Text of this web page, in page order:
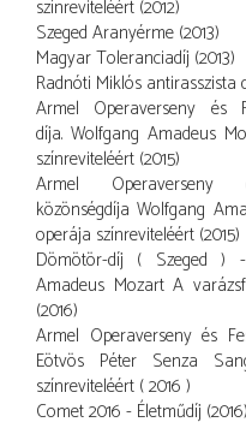
színreviteléért (2012)
Szeged Aranyérme (2013)
Magyar Toleranciadíj (2013)
Radnóti Miklós antirasszista
Armel Operaverseny és
díja. Wolfgang Amadeus
színreviteléért (2015)
Armel
közönségdíja Wolfgang
operája színreviteléért (2015)
Dömötör-díj ( Szeged )
Amadeus Mozart A
(2016)
Armel Operaverseny és
Eötvös Péter Senza
színreviteléért ( 2016 )
Comet 2016 - Életműdíj (2016)